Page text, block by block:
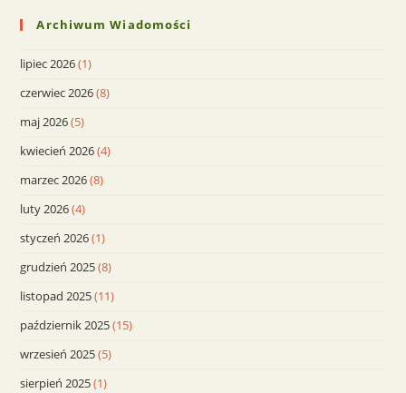
Archiwum Wiadomości
lipiec 2026(1)
czerwiec 2026(8)
maj 2026(5)
kwiecień 2026(4)
marzec 2026(8)
luty 2026(4)
styczeń 2026(1)
grudzień 2025(8)
listopad 2025(11)
październik 2025(15)
wrzesień 2025(5)
sierpień 2025(1)